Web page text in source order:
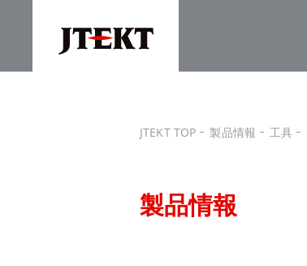
JTEKT TOP 製品情報 工具
製品情報